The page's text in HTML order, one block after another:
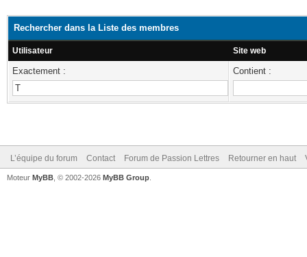
Rechercher dans la Liste des membres
Utilisateur Site web
Exactement : Contient :
L’équipe du forum Contact Forum de Passion Lettres Retourner en haut
Moteur MyBB , © 2002-2026 MyBB Group